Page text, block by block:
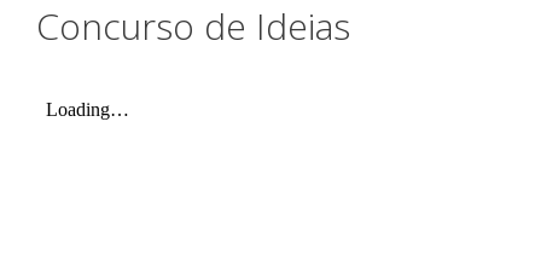
Concurso de Ideias